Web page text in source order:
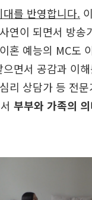
를 반영합니다.
연이 되면서 방송
혼 예능의 MC도
면서 공감과 이
리 상담가 등 전
부부와 가족의 의